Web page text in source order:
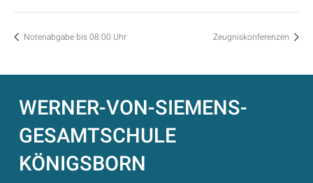
Notenabgabe bis 08:00 Uhr Zeugniskonferenzen
WERNER-VON-SIEMENS-
GESAMTSCHULE
KÖNIGSBORN